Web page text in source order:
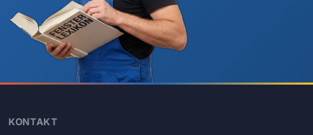
KONTAKT